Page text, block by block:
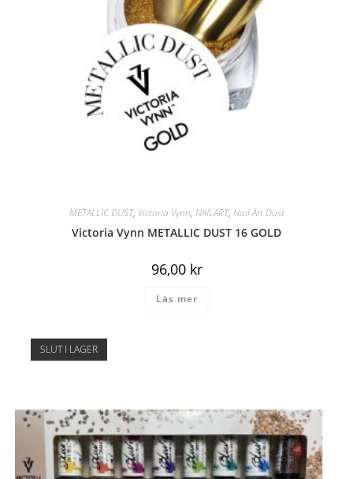
METALLIC DUST, Victoria Vynn, NAILART, Nail Art Dust
Victoria Vynn METALLIC DUST 16 GOLD
96,00 kr
Läs mer
SLUT I LAGER